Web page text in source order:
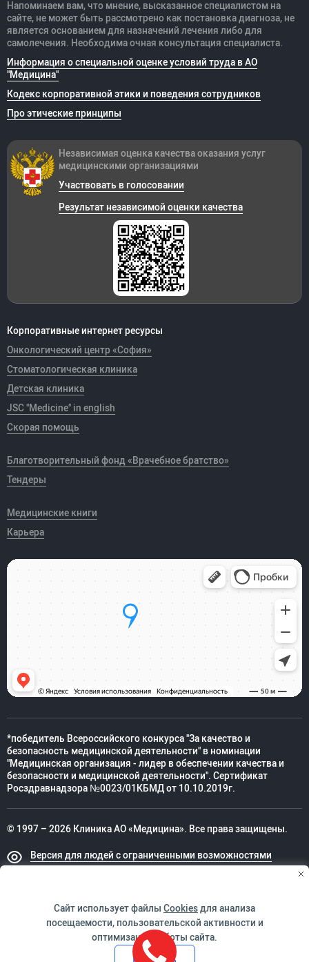
Напоминаем вам, что мнение, высказанное специалистом на
сайте, не может быть рассмотрено как постановка диагноза, не
является основанием для назначений лечения либо для
самолечения. Необходима очная консультация специалиста.
Информация о специальной оценке условий труда в АО
"Медицина"
Кодекс корпоративной этики и поведения сотрудников
Про этические принципы
Корпоративные интернет ресурсы
Онкологический центр «София»
Стоматологическая клиника
Детская клиника
JSC "Medicine" in english
Скорая помощь
Благотворительный фонд «Врачебное братство»
Тендеры
Медицинские книги
Карьера
Независимая оценка качества оказания услуг
медицинскими организациями
Участвовать в голосовании
Результат независимой оценки качества
*победитель Всероссийского конкурса "За качество и
безопасность медицинской деятельности" в номинации
"Медицинская организация - лидер в обеспечении качества и
безопасности и медицинской деятельности". Сертификат
Росздравнадзора №0023/01КБМД от 10.10.2019г.
© 1997 – 2026 Клиника АО «Медицина». Все права защищены.
Версия для людей с ограниченными возможностями
ИМЕЮТСЯ ПРОТИВОПОКАЗАНИЯ. НЕОБХОДИМО
Сайт использует файлы Cookiesдля анализа
посещаемости, пользовательской активности и
оптимизации работы сайта.
Принять